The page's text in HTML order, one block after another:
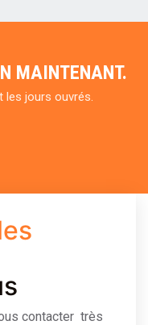
MAINTENANT.
les jours ouvrés.
contacter très